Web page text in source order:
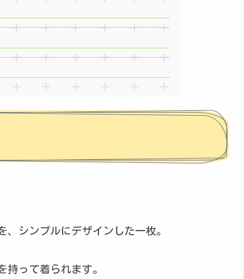
シンプルにデザインした一枚。
持って着られます。